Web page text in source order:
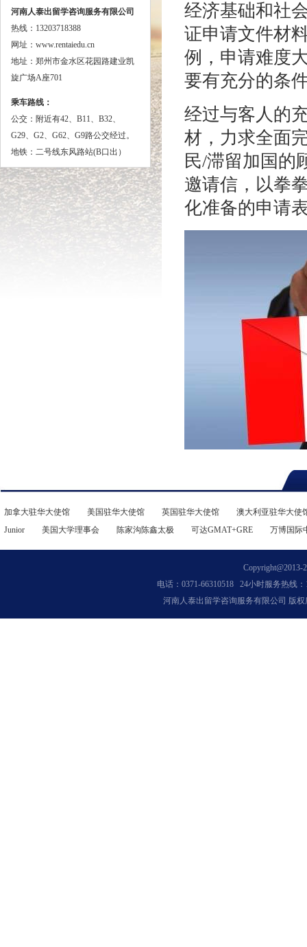
河南人泰出留学咨询服务有限公司
热线：13203718388
网址：www.rentaiedu.cn
地址：郑州市金水区花园路建业凯
旋广场A座701
乘车路线：
公交： 附近有42、B11、B32、
G29、G2、G62、G9路公交经过。
地铁：二号线东风路站(B口出）
经济基础和社
证申请文件材
例，申请难度
要有充分的条
经过与客人的
材，力求全面
民/滞留加国的
邀请信，以拳
化准备的申请
加拿大驻华大使馆 美国驻华大使馆 英国驻华大使馆
澳大利亚驻华大使
Junior
美国大学理事会 陈家沟陈鑫太极 可达GMAT+GRE 万博国际
Copyright@2013-
电话：0371-66310518 24小时服务热线：
河南人泰出留学咨询服务有限公司 版权